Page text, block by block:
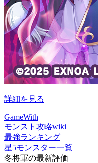
詳細を見る
GameWith
モンスト攻略wiki
最強ランキング
星5モンスター一覧
冬将軍の最新評価